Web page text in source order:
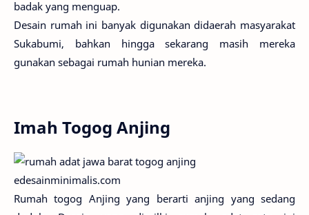
badak yang menguap.
Desain rumah ini banyak digunakan didaerah masyarakat
Sukabumi, bahkan hingga sekarang masih mereka
gunakan sebagai rumah hunian mereka.
Imah Togog Anjing
edesainminimalis.com
Rumah togog Anjing yang berarti anjing yang sedang